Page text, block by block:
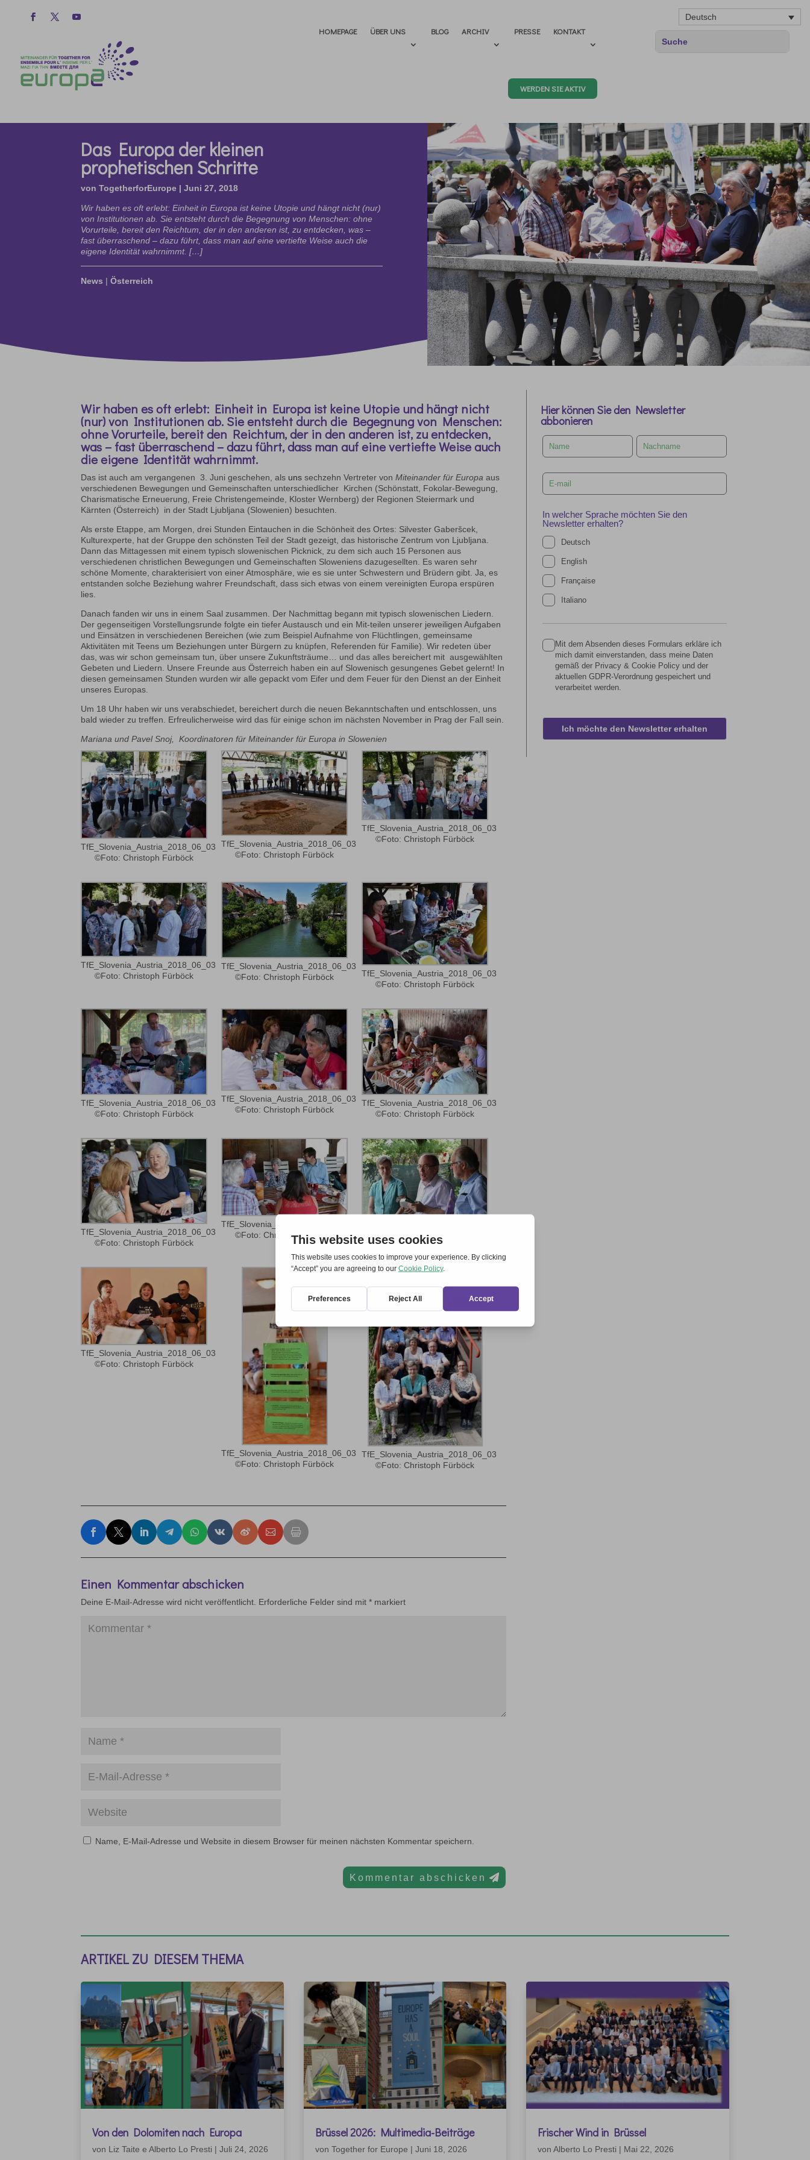
Deutsch
HOMEPAGE ÜBER UNS BLOG ARCHIV PRESSE KONTAKT
WERDEN SIE AKTIV
Das Europa der kleinen
prophetischen Schritte
vonTogetherforEurope |Juni 27, 2018
Wir haben es oft erlebt: Einheit in Europa ist keine Utopie und hängt nicht (nur)
von Institutionen ab. Sie entsteht durch die Begegnung von Menschen: ohne
Vorurteile, bereit den Reichtum, der in den anderen ist, zu entdecken, was –
fast überraschend – dazu führt, dass man auf eine vertiefte Weise auch die
eigene Identität wahrnimmt. […]
News |Österreich
Wir haben es oft erlebt: Einheit in Europa ist keine Utopie und hängt nicht
(nur) von Institutionen ab. Sie entsteht durch die Begegnung von Menschen:
ohne Vorurteile, bereit den Reichtum, der in den anderen ist, zu entdecken,
was – fast überraschend – dazu führt, dass man auf eine vertiefte Weise auch
die eigene Identität wahrnimmt.
Das ist auch am vergangenen 3. Juni geschehen, als unssechzehn Vertreter vonMiteinander für Europa aus
verschiedenen Bewegungen und Gemeinschaften unterschiedlicher Kirchen (Schönstatt, Fokolar-Bewegung,
Charismatische Erneuerung, Freie Christengemeinde, Kloster Wernberg) der Regionen Steiermark und
Kärnten (Österreich) in der Stadt Ljubljana (Slowenien) besuchten.
Als erste Etappe, am Morgen, drei Stunden Eintauchen in die Schönheit des Ortes: Silvester Gaberšcek,
Kulturexperte, hat der Gruppe den schönsten Teil der Stadt gezeigt, das historische Zentrum von Ljubljana.
Dann das Mittagessen mit einem typisch slowenischen Picknick, zu dem sich auch 15 Personen aus
verschiedenen christlichen Bewegungen und Gemeinschaften Sloweniens dazugesellten. Es waren sehr
schöne Momente, charakterisiert von einer Atmosphäre, wie es sie unter Schwestern und Brüdern gibt. Ja, es
entstanden solche Beziehung wahrer Freundschaft, dass sich etwas von einem vereinigten Europa erspüren
lies.
Danach fanden wir uns in einem Saal zusammen. Der Nachmittag begann mit typisch slowenischen Liedern.
Der gegenseitigen Vorstellungsrunde folgte ein tiefer Austausch und ein Mit-teilen unserer jeweiligen Aufgaben
und Einsätzen in verschiedenen Bereichen (wie zum Beispiel Aufnahme von Flüchtlingen, gemeinsame
Aktivitäten mit Teens um Beziehungen unter Bürgern zu knüpfen, Referenden für Familie). Wir redeten über
das, was wir schon gemeinsam tun, über unsere Zukunftsträume… und das alles bereichert mit ausgewählten
Gebeten und Liedern. Unsere Freunde aus Österreich haben ein auf Slowenisch gesungenes Gebet gelernt! In
diesen gemeinsamen Stunden wurden wir alle gepackt vom Eifer und dem Feuer für den Dienst an der Einheit
unseres Europas.
Um 18 Uhr haben wir uns verabschiedet, bereichert durch die neuen Bekanntschaften und entschlossen, uns
bald wieder zu treffen. Erfreulicherweise wird das für einige schon im nächsten November in Prag der Fall sein.
Mariana und Pavel Snoj, Koordinatoren für Miteinander für Europa in Slowenien
TfE_Slovenia_Austria_2018_06_03
©Foto: Christoph Fürböck
TfE_Slovenia_Austria_2018_06_03
©Foto: Christoph Fürböck
TfE_Slovenia_Austria_2018_06_03
©Foto: Christoph Fürböck
TfE_Slovenia_Austria_2018_06_03
©Foto: Christoph Fürböck
TfE_Slovenia_Austria_2018_06_03
©Foto: Christoph Fürböck
TfE_Slovenia_Austria_2018_06_03
©Foto: Christoph Fürböck
TfE_Slovenia_Austria_2018_06_03
©Foto: Christoph Fürböck
TfE_Slovenia_Austria_2018_06_03
©Foto: Christoph Fürböck
TfE_Slovenia_Austria_2018_06_03
©Foto: Christoph Fürböck
TfE_Slovenia_Austria_2018_06_03
©Foto: Christoph Fürböck
TfE_Slovenia_Austria_2018_06_03
©Foto: Christoph Fürböck
©Foto: Christoph Fürböck
TfE_Slovenia_Austria_2018_06_03
©Foto: Christoph Fürböck
TfE_Slovenia_Austria_2018_06_03
©Foto: Christoph Fürböck
TfE_Slovenia_Austria_2018_06_03
©Foto: Christoph Fürböck
Einen Kommentar abschicken
Deine E-Mail-Adresse wird nicht veröffentlicht. Erforderliche Felder sind mit* markiert
Name, E-Mail-Adresse und Website in diesem Browser für meinen nächsten Kommentar speichern.
Kommentar abschicken
Hier können Sie den Newsletter
abbonieren
Leave
this
field
In welcher Sprache möchten Sie den
Newsletter erhalten?
Deutsch
English
Française
Italiano
Mit dem Absenden dieses Formulars erkläre ich
mich damit einverstanden, dass meine Daten
gemäß der Privacy & Cookie Policy und der
aktuellen GDPR-Verordnung gespeichert und
verarbeitet werden.
Ich möchte den Newsletter erhalten
ARTIKEL ZU DIESEM THEMA
Von den Dolomiten nach Europa
von Liz Taite e Alberto Lo Presti |Juli 24, 2026
Brüssel 2026: Multimedia-Beiträge
von Together for Europe | Juni 18, 2026
Frischer Wind in Brüssel
von Alberto Lo Presti | Mai 22, 2026